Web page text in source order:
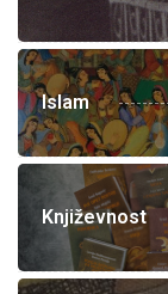
Islam
Književnost